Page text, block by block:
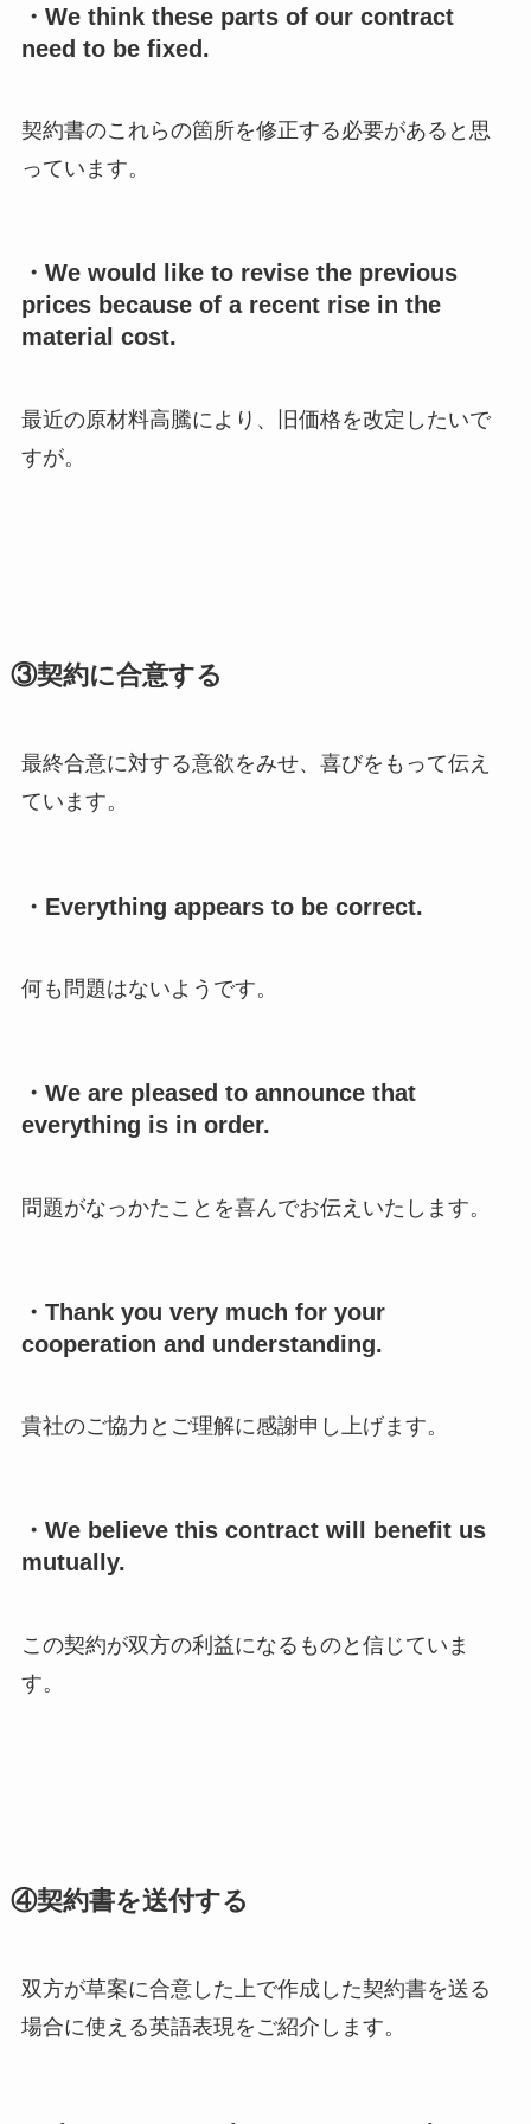
・We think these parts of our contract
need to be fixed.
契約書のこれらの箇所を修正する必要があると思
っています。
・We would like to revise the previous
prices because of a recent rise in the
material cost.
最近の原材料高騰により、旧価格を改定したいで
すが。
③契約に合意する
最終合意に対する意欲をみせ、喜びをもって伝え
ています。
・Everything appears to be correct.
何も問題はないようです。
・We are pleased to announce that
everything is in order.
問題がなっかたことを喜んでお伝えいたします。
・Thank you very much for your
cooperation and understanding.
貴社のご協力とご理解に感謝申し上げます。
・We believe this contract will benefit us
mutually.
この契約が双方の利益になるものと信じていま
す。
④契約書を送付する
双方が草案に合意した上で作成した契約書を送る
場合に使える英語表現をご紹介します。